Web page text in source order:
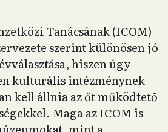
Tanácsának (ICOM)
szerint különösen jó
hiszen úgy
kulturális intézménynek
kell állnia az őt működtető
Maga az ICOM is